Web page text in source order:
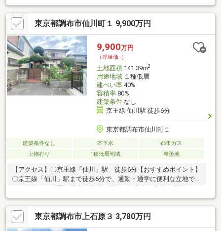
ガスに対応・現況古家有、詳細はお問い合わせください▼周辺環
境・国領一丁目公園 徒歩2分(約100m)・まいばすけっと調布八雲
台1丁目店 徒歩2分(約110m)・調布市立八雲台小学校 徒歩3分(約
200m)※容積率は前面道路幅員により160％に制限■ ご希望の住ま
い探しをお手伝いします ━━━━━・・・物件の詳細・ご相談は
お気軽にお問い合わせください。
東京都調布市仙川町１ 9,900万円
9,900万円
（坪単価:-）
土地面積141.39m2
用途地域１種低層
建ぺい率40%
容積率80%
建築条件なし
京王線 仙川駅 徒歩6分
東京都調布市仙川町１
建築条件なし 本下水
都市ガス
上物有り
1種低層地域 整形地
【アクセス】〇京王線「仙川」駅 徒歩6分【おすすめポイント】
〇京王線「仙川」駅まで徒歩6分で、通勤・通学に便利な立地で
層住宅の街並みが広がっております。〇宅地内は高低差のないフ
ラットな地形です。前面道路との高低差もありません。〇南側道
路に面するため、陽当り良好です。〇南東側約5.1m道路、北西側
約5.0m道路（通路）に面す。〇建築条件付き売地ではないため、
東京都調布市上石原３ 3,780万円